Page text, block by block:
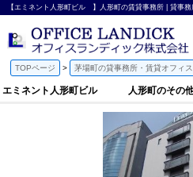
TOPページ 茅場町の貸事務所・賃貸オフィス
エミネント人形町ビル 人形町のその他